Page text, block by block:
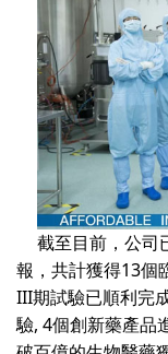
截至目前，公司
報，共計獲得13個
III期試驗已順利完
驗, 4個創新藥產品